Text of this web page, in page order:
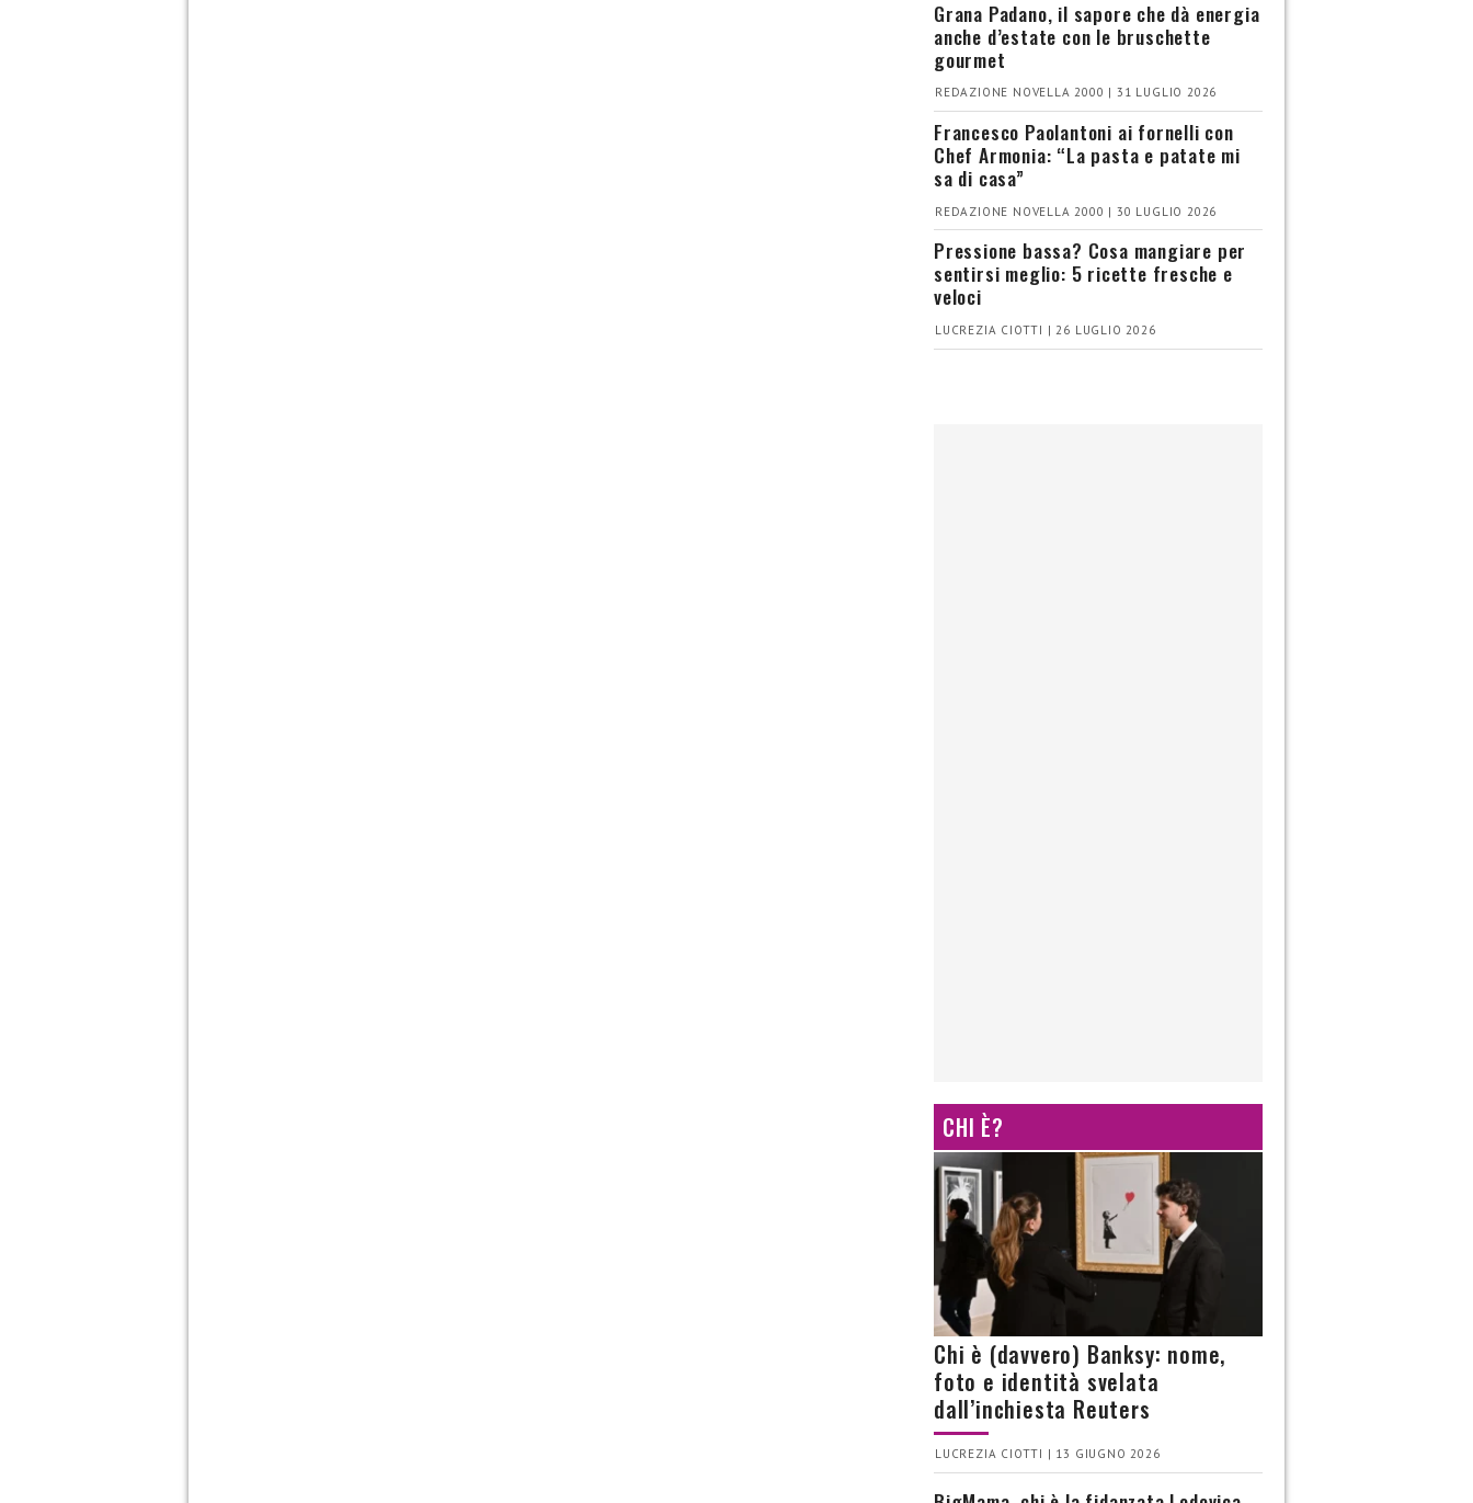
Grana Padano, il sapore che dà energia
anche d’estate con le bruschette
gourmet
REDAZIONE NOVELLA 2000 | 31 LUGLIO 2026
Francesco Paolantoni ai fornelli con
Chef Armonia: “La pasta e patate mi
sa di casa”
REDAZIONE NOVELLA 2000 | 30 LUGLIO 2026
Pressione bassa? Cosa mangiare per
sentirsi meglio: 5 ricette fresche e
veloci
LUCREZIA CIOTTI | 26 LUGLIO 2026
CHI È?
Chi è (davvero) Banksy: nome,
foto e identità svelata
dall’inchiesta Reuters
LUCREZIA CIOTTI | 13 GIUGNO 2026